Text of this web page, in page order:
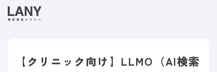
【クリニック向け】LLMO（AI検索